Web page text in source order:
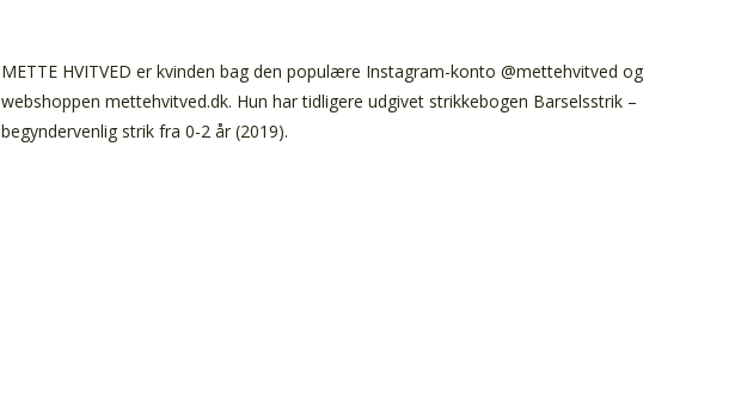
METTE HVITVED er kvinden bag den populære Instagram-konto @mettehvitved og
webshoppen mettehvitved.dk. Hun har tidligere udgivet strikkebogen Barselsstrik –
begyndervenlig strik fra 0-2 år (2019).